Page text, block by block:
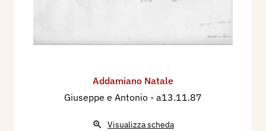
Addamiano Natale
Giuseppe e Antonio - a13.11.87
Visualizza scheda